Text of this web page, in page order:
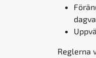
Reglerna